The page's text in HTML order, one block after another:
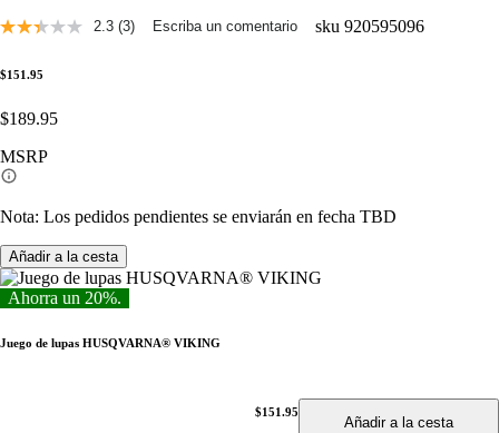
2.3 Lee
(3) Escriba un comentario sku920595096
$151.95
$189.95
MSRP
Nota: Los pedidos pendientes se enviarán en fecha TBD
Añadir a la cesta
Ahorra un 20%.
Juego de lupas HUSQVARNA® VIKING
$151.95
Añadir a la cesta